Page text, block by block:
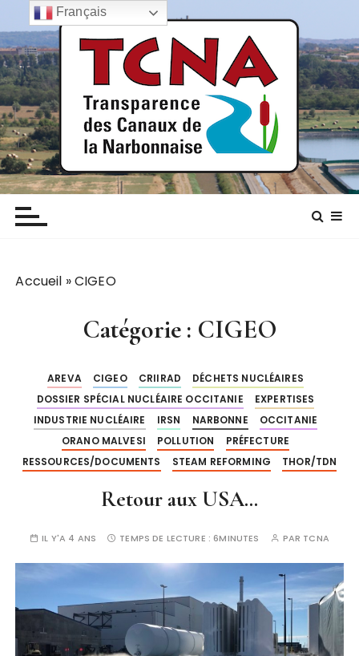
a
s
s
e
r
a
u
c
o TCNA NARBONNE
Transparence des canaux de la narbonnaise
Accueil »CIGEO
Catégorie : CIGEO
AREVA CIGEO CRIIRAD
DÉCHETS NUCLÉAIRES
DOSSIER SPÉCIAL NUCLÉAIRE OCCITANIE
EXPERTISES
INDUSTRIE NUCLÉAIRE
IRSN NARBONNE
OCCITANIE
ORANO MALVESI
POLLUTION
PRÉFECTURE
RESSOURCES/DOCUMENTS
STEAM REFORMING THOR/TDN
Retour aux USA…
IL Y'A 4 ANS TEMPS DE LECTURE :6MINUTES PAR TCNA
Français